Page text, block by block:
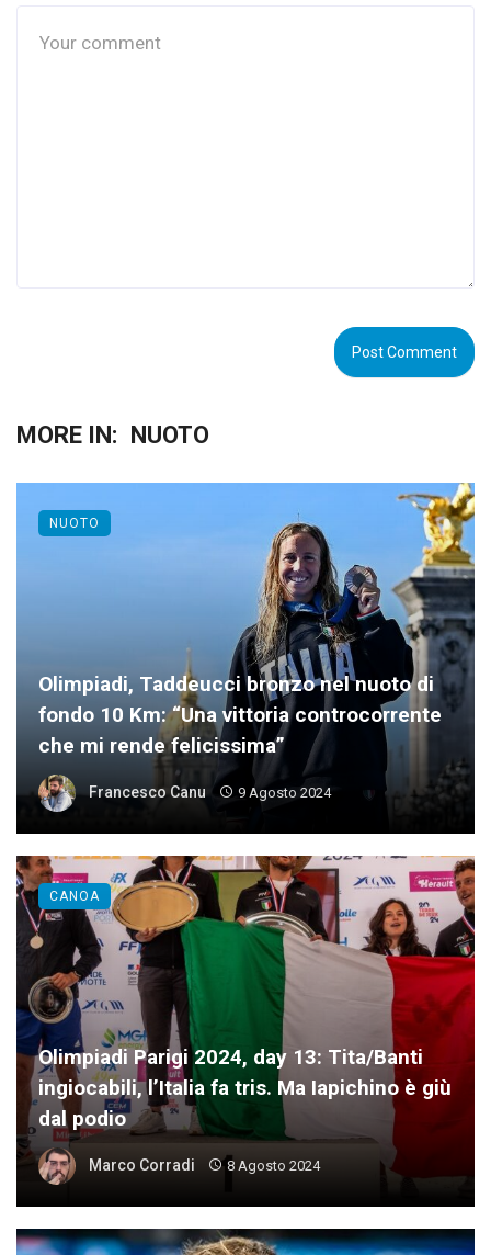
MORE IN: NUOTO
Olimpiadi, Taddeucci bronzo nel nuoto di
fondo 10 Km: “Una vittoria controcorrente
che mi rende felicissima”
Francesco Canu 9 Agosto 2024
NUOTO
Olimpiadi Parigi 2024, day 13: Tita/Banti
ingiocabili, l’Italia fa tris. Ma Iapichino è giù
dal podio
Marco Corradi 8 Agosto 2024
CANOA